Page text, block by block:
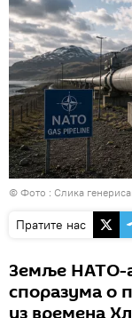
© Фото : Слика
Пратите нас
Земље НАТО-
споразума о